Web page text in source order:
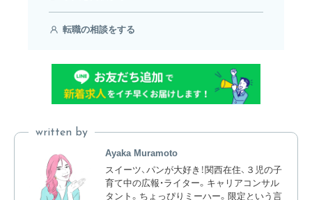
転職の相談をする
written by
Ayaka Muramoto
スイーツ、パンが大好き！関西在住、３児の子
育て中の広報・ライター。キャリアコンサル
タント。ちょっぴりミーハー。限定という言